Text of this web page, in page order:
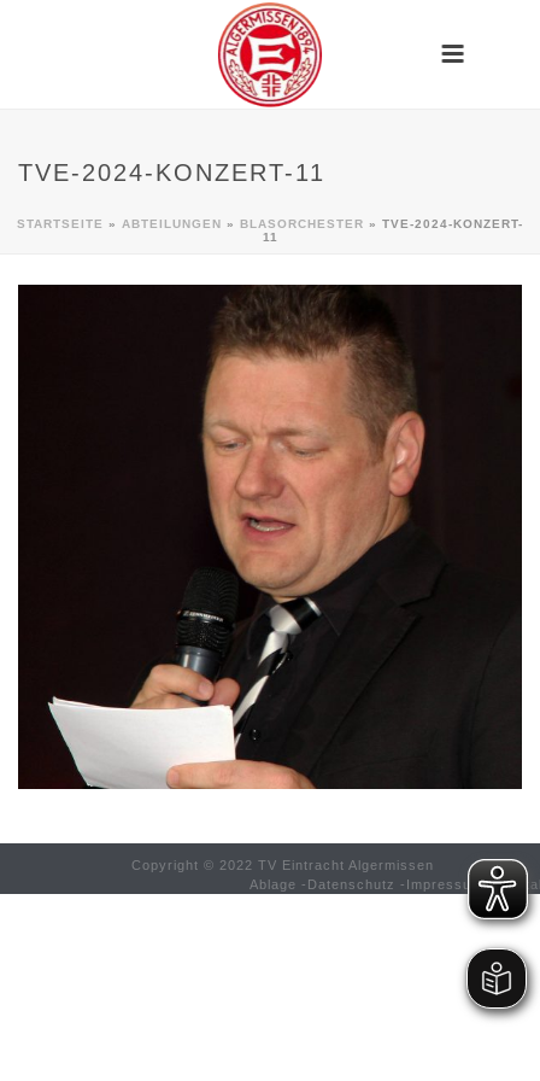
TVE-2024-KONZERT-11
STARTSEITE » ABTEILUNGEN » BLASORCHESTER » TVE-2024-KONZERT-
11
Copyright © 2022 TV Eintracht Algermissen
Ablage - Datenschutz - Impressum-